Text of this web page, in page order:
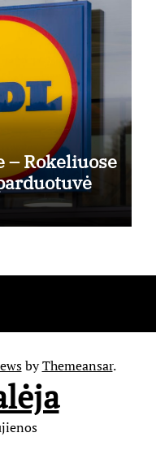
– Rokeliuose
byThemeansar.